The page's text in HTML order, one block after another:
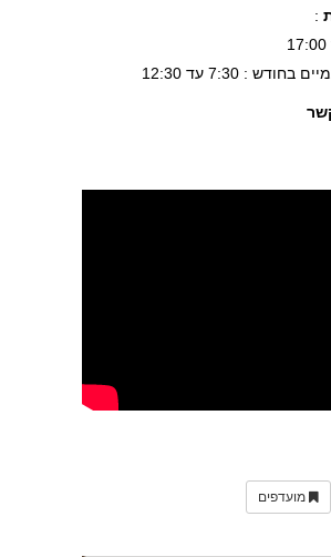
:
: 7:30 עד 12:30
מועדפים